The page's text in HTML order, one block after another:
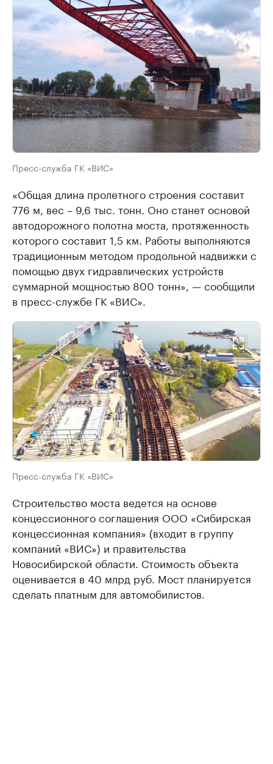
Пресс-служба ГК «ВИС»
«Общая длина пролетного строения составит
776 м, вес – 9,6 тыс. тонн. Оно станет основой
автодорожного полотна моста, протяженность
которого составит 1,5 км. Работы выполняются
традиционным методом продольной надвижки с
помощью двух гидравлических устройств
суммарной мощностью 800 тонн», — сообщили
в пресс-службе ГК «ВИС».
Пресс-служба ГК «ВИС»
Строительство моста ведется на основе
концессионного соглашения ООО «Сибирская
концессионная компания» (входит в группу
компаний «ВИС») и правительства
Новосибирской области. Стоимость объекта
оценивается в 40 млрд руб. Мост планируется
сделать платным для автомобилистов.